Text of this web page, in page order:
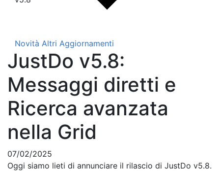
Novità Altri Aggiornamenti
JustDo v5.8:
Messaggi diretti e
Ricerca avanzata
nella Grid
07/02/2025
Oggi siamo lieti di annunciare il rilascio di JustDo v5.8.